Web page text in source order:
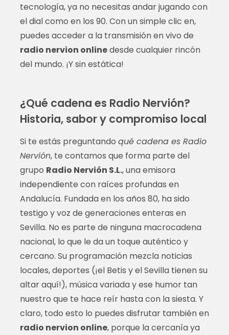
tecnología, ya no necesitas andar jugando con
el dial como en los 90. Con un simple clic en,
puedes acceder a la transmisión en vivo de
radio nervion onlinedesde cualquier rincón
del mundo. ¡Y sin estática!
¿Qué cadena es Radio Nervión?
Historia, sabor y compromiso local
Si te estás preguntando qué cadena es Radio
Nervión, te contamos que forma parte del
grupo Radio Nervión S.L., una emisora
independiente con raíces profundas en
Andalucía. Fundada en los años 80, ha sido
testigo y voz de generaciones enteras en
Sevilla. No es parte de ninguna macrocadena
nacional, lo que le da un toque auténtico y
cercano. Su programación mezcla noticias
locales, deportes (¡el Betis y el Sevilla tienen su
altar aquí!), música variada y ese humor tan
nuestro que te hace reír hasta con la siesta. Y
claro, todo esto lo puedes disfrutar también en
radio nervion online, porque la cercanía ya